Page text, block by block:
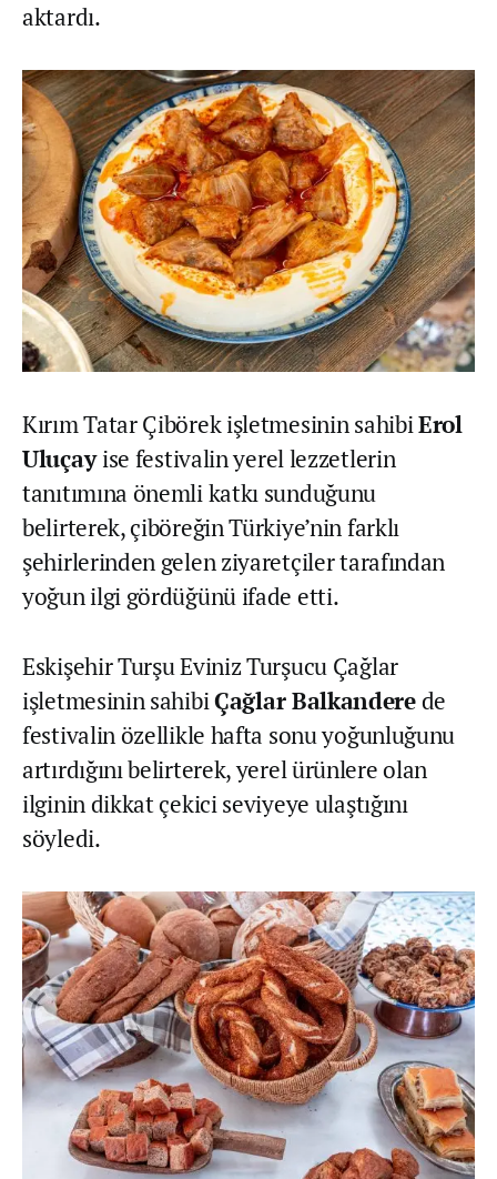
aktardı.
Kırım Tatar Çibörek işletmesinin sahibiErol
Uluçayise festivalin yerel lezzetlerin
tanıtımına önemli katkı sunduğunu
belirterek, çiböreğin Türkiye’nin farklı
şehirlerinden gelen ziyaretçiler tarafından
yoğun ilgi gördüğünü ifade etti.
Eskişehir Turşu Eviniz Turşucu Çağlar
işletmesinin sahibiÇağlar Balkanderede
festivalin özellikle hafta sonu yoğunluğunu
artırdığını belirterek, yerel ürünlere olan
ilginin dikkat çekici seviyeye ulaştığını
söyledi.